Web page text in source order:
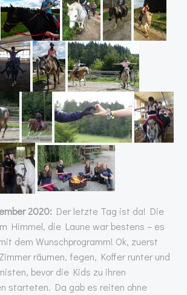
2020: Der letzte Tag ist da! Die
Himmel, die Laune war bestens – es
dem Wunschprogramm! Ok, zuerst
räumen, fegen, Koffer runter und
bevor die Kids zu ihren
starteten. Da gab es reiten ohne